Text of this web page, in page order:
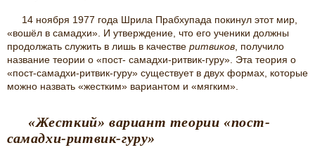
14 ноября 1977 года Шрила Прабхупада покинул этот мир,
«вошёл в самадхи». И утверждение, что его ученики должны
продолжать служить в лишь в качестве ритвиков , получило
название теории о «пост- самадхи-ритвик-гуру». Эта теория о
«пост-самадхи-ритвик-гуру» существует в двух формах, которые
можно назвать «жестким» вариантом и «мягким».
«Жесткий» вариант теории «пост-
самадхи-ритвик-гуру»